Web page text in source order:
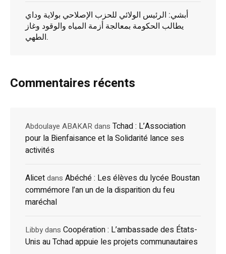
أبشي: الرئيس الولائي للحزب الإصلاحي بولاية وداي
يطالب الحكومة بمعالجة أزمة المياه والوقود وغاز
الطهي.
Commentaires récents
Abdoulaye ABAKARdans Tchad : L’Association
pour la Bienfaisance et la Solidarité lance ses
activités
Alicetdans Abéché : Les élèves du lycée Boustan
commémore l’an un de la disparition du feu
maréchal
Libbydans Coopération : L’ambassade des États-
Unis au Tchad appuie les projets communautaires